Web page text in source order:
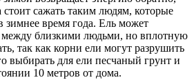
стоит сажать таким людям, которые
зимнее время года. Ель может
между близкими людьми, но вплотную
так как корни ели могут разрушить
выбирать для ели песчаный грунт и
10 метров от дома.